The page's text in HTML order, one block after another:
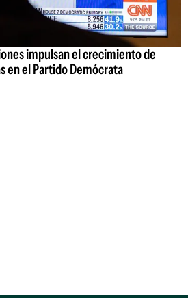
impulsan el crecimiento de
en el Partido Demócrata